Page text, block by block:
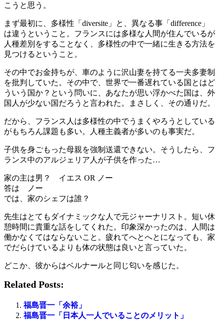
こうと思う。
まず最初に、多様性「diversite」と、異なる事「difference」
は違うということ。フランスには多様な人間が住んでいるが
人種差別をすることなく、多様性の中で一緒に生きる方法を
見つけるということ。
その中でお金持ちが、車のように沢山妻を持てる一夫多妻制
を批判していた。その中で、世界で一番遅れている国とはど
ういう国か？という問いに、あなたが思い浮かべた国は、外
国人が少ない国だろうと言われた。まさしく、その通りだ。
だから、フランス人は多様性の中でうまくやろうとしている
がもちろん課題も多い。人種主義者が多いのも事実だ。
子供を身ごもった母親を強制送還できない。そうしたら、フ
ランス中のアルジェリア人が子供を作った…
家の主は男？ イエス OR ノー
答は ノー
では、家のシェフは誰？
先生はとてもダイナミックな人で元ジャーナリスト。短い休
憩時間に貴重な話をしてくれた。印象深かったのは、人間は
働かなくてはならないこと。疲れてへとへとになっても、家
でだらけているよりも体の状態は良いと言っていた。
どこか、彼からはベルナールと同じ匂いを感じた。
Related Posts:
福島晋一「余裕」
福島晋一「日本人一人でいることのメリット」